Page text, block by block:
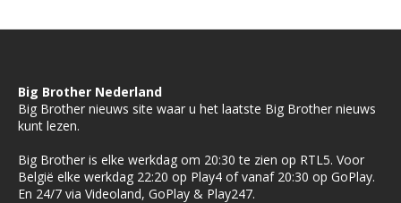
Big Brother Nederland
Big Brother nieuws site waar u het laatste Big Brother nieuws
kunt lezen.
Big Brother is elke werkdag om 20:30 te zien op RTL5. Voor
België elke werkdag 22:20 op Play4 of vanaf 20:30 op GoPlay.
En 24/7 via Videoland, GoPlay & Play247.